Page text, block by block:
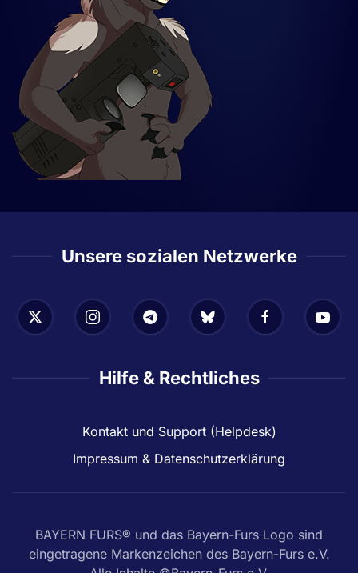
Unsere sozialen Netzwerke
Hilfe & Rechtliches
Kontakt und Support (Helpdesk)
Impressum & Datenschutzerklärung
BAYERN FURS® und das Bayern-Furs Logo sind
eingetragene Markenzeichen des Bayern-Furs e.V.